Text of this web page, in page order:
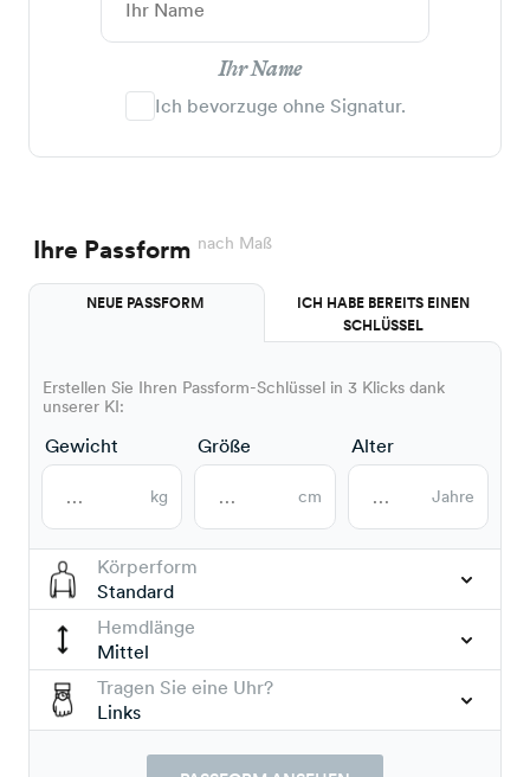
Ihr Name
Ich bevorzuge ohne Signatur.
Ihre Passform nach Maß
NEUE PASSFORM
ICH HABE BEREITS EINEN
SCHLÜSSEL
Erstellen Sie Ihren Passform-Schlüssel in 3 Klicks dank
unserer KI:
Gewicht
kg
Größe
cm
Alter
Jahre
Körperform
Standard
Hemdlänge
Mittel
Tragen Sie eine Uhr?
Links